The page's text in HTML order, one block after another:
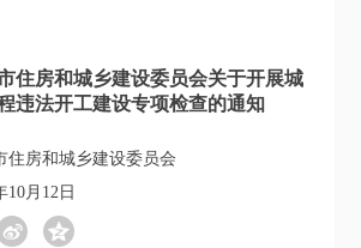
住房和城乡建设委员会关于开展城
违法开工建设专项检查的通知
住房和城乡建设委员会
10月12日